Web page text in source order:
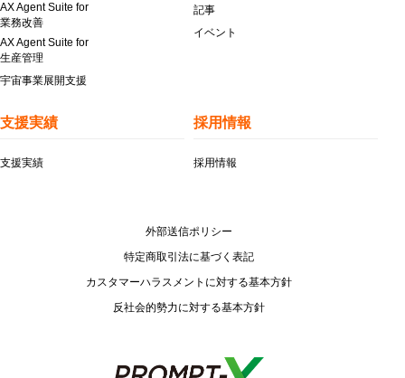
AX Agent Suite for
業務改善
AX Agent Suite for
生産管理
宇宙事業展開支援
記事
イベント
支援実績
支援実績
採用情報
採用情報
外部送信ポリシー
特定商取引法に基づく表記
カスタマーハラスメントに対する基本方針
反社会的勢力に対する基本方針